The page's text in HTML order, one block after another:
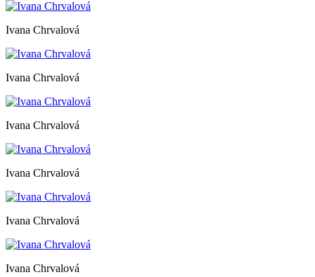
Ivana Chrvalová
Ivana Chrvalová
Ivana Chrvalová
Ivana Chrvalová
Ivana Chrvalová
Ivana Chrvalová